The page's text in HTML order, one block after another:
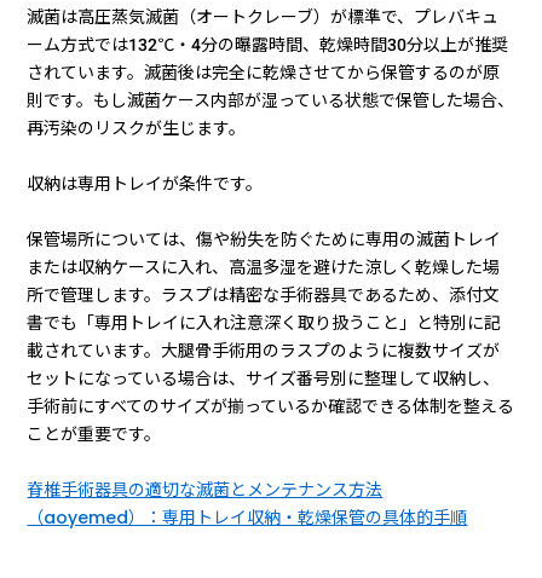
滅菌は高圧蒸気滅菌（オートクレーブ）が標準で、プレバキュ
ーム方式では132℃・4分の曝露時間、乾燥時間30分以上が推奨
されています。滅菌後は完全に乾燥させてから保管するのが原
則です。もし滅菌ケース内部が湿っている状態で保管した場合、
再汚染のリスクが生じます。
収納は専用トレイが条件です。
保管場所については、傷や紛失を防ぐために専用の滅菌トレイ
または収納ケースに入れ、高温多湿を避けた涼しく乾燥した場
所で管理します。ラスプは精密な手術器具であるため、添付文
書でも「専用トレイに入れ注意深く取り扱うこと」と特別に記
載されています。大腿骨手術用のラスプのように複数サイズが
セットになっている場合は、サイズ番号別に整理して収納し、
手術前にすべてのサイズが揃っているか確認できる体制を整える
ことが重要です。
脊椎手術器具の適切な滅菌とメンテナンス方法
（aoyemed）：専用トレイ収納・乾燥保管の具体的手順